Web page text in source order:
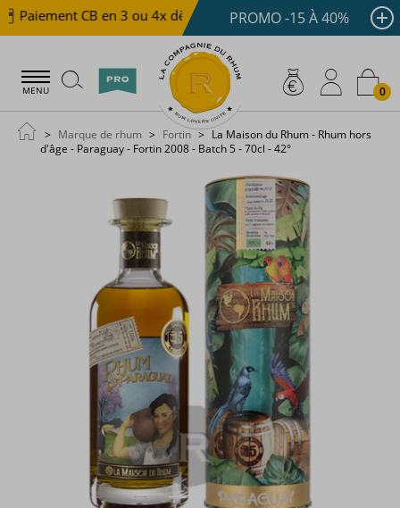
Paiement CB en 3 ou 4x dès 100 € Livraison offerte
PROMO -15 À 40%
MENU 0
Marque de rhum Fortin
La Maison du Rhum - Rhum hors
d'âge - Paraguay - Fortin 2008 - Batch 5 - 70cl - 42°